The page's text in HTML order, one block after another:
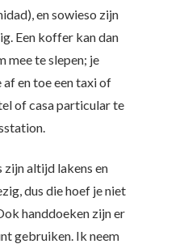
en sowieso zijn
Een koffer kan dan
mee te slepen; je
en toe een taxi of
of casa particular te
zijn altijd lakens en
dus die hoef je niet
handdoeken zijn er
gebruiken. Ik neem